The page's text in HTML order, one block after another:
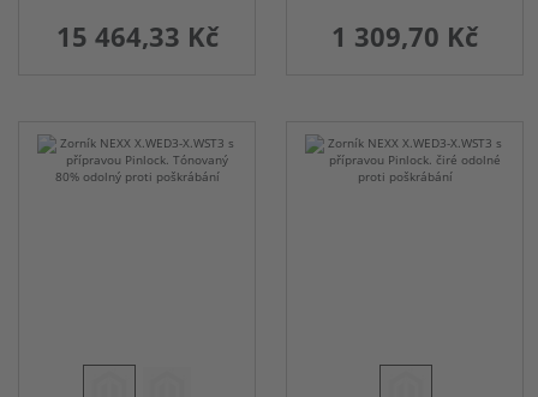
15 464,33 Kč
zrcadlené
1 309,70 Kč